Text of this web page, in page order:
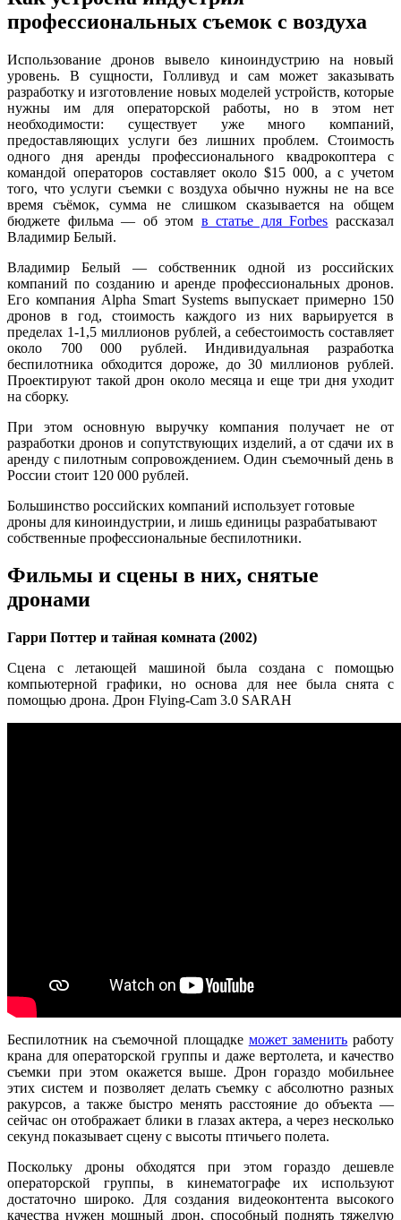
профессиональных съемок с воздуха
Использование дронов вывело киноиндустрию на новый
уровень. В сущности, Голливуд и сам может заказывать
разработку и изготовление новых моделей устройств, которые
нужны им для операторской работы, но в этом нет
необходимости: существует уже много компаний,
предоставляющих услуги без лишних проблем. Стоимость
одного дня аренды профессионального квадрокоптера с
командой операторов составляет около $15 000, а с учетом
того, что услуги съемки с воздуха обычно нужны не на все
время съёмок, сумма не слишком сказывается на общем
бюджете фильма — об этом в статье для Forbes рассказал
Владимир Белый.
Владимир Белый — собственник одной из российских
компаний по созданию и аренде профессиональных дронов.
Его компания Alpha Smart Systems выпускает примерно 150
дронов в год, стоимость каждого из них варьируется в
пределах 1-1,5 миллионов рублей, а себестоимость составляет
около 700 000 рублей. Индивидуальная разработка
беспилотника обходится дороже, до 30 миллионов рублей.
Проектируют такой дрон около месяца и еще три дня уходит
на сборку.
При этом основную выручку компания получает не от
разработки дронов и сопутствующих изделий, а от сдачи их в
аренду с пилотным сопровождением. Один съемочный день в
России стоит 120 000 рублей.
Большинство российских компаний использует готовые
дроны для киноиндустрии, и лишь единицы разрабатывают
собственные профессиональные беспилотники.
Фильмы и сцены в них, снятые
дронами
Гарри Поттер и тайная комната (2002)
Сцена с летающей машиной была создана с помощью
компьютерной графики, но основа для нее была снята с
помощью дрона. Дрон Flying-Cam 3.0 SARAH
Беспилотник на съемочной площадке может заменить работу
крана для операторской группы и даже вертолета, и качество
съемки при этом окажется выше. Дрон гораздо мобильнее
этих систем и позволяет делать съемку с абсолютно разных
ракурсов, а также быстро менять расстояние до объекта —
сейчас он отображает блики в глазах актера, а через несколько
секунд показывает сцену с высоты птичьего полета.
Поскольку дроны обходятся при этом гораздо дешевле
операторской группы, в кинематографе их используют
достаточно широко. Для создания видеоконтента высокого
качества нужен мощный дрон, способный поднять тяжелую